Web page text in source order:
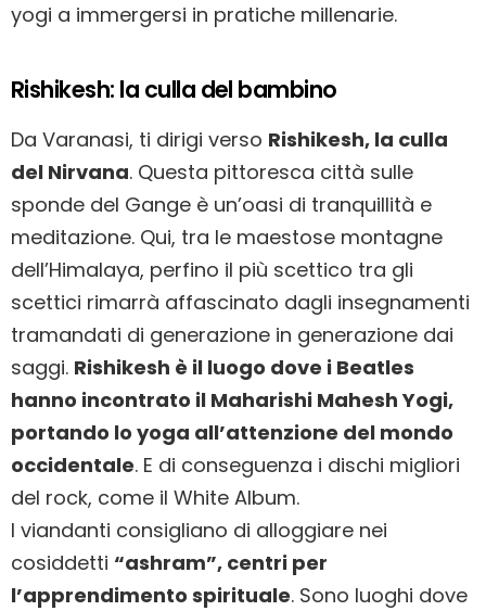
yogi a immergersi in pratiche millenarie.
Rishikesh: la culla del bambino
Da Varanasi, ti dirigi verso Rishikesh, la culla
del Nirvana. Questa pittoresca città sulle
sponde del Gange è un’oasi di tranquillità e
meditazione. Qui, tra le maestose montagne
dell’Himalaya, perfino il più scettico tra gli
scettici rimarrà affascinato dagli insegnamenti
tramandati di generazione in generazione dai
saggi. Rishikesh è il luogo dove i Beatles
hanno incontrato il Maharishi Mahesh Yogi,
portando lo yoga all’attenzione del mondo
occidentale. E di conseguenza i dischi migliori
del rock, come il White Album.
I viandanti consigliano di alloggiare nei
cosiddetti “ashram”, centri per
l’apprendimento spirituale. Sono luoghi dove